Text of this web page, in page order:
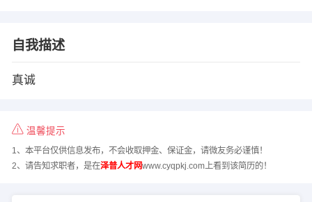
自我描述
真诚
温馨提示
1、本平台仅供信息发布，不会收取押金、保证金，请微友务必谨慎！
2、请告知求职者，是在泽普人才网www.cyqpkj.com上看到该简历的！